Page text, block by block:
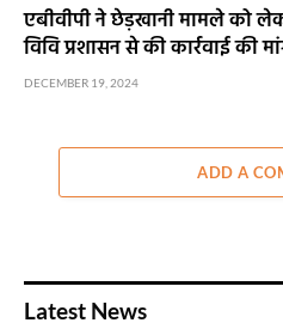
एबीवीपी ने छेड़खानी मामले को
विवि प्रशासन से की कार्रवाई की
DECEMBER 19, 2024
ADD A
Latest News